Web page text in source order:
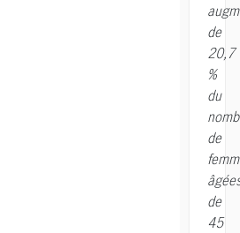
de
20,7
%
du
de
de
45